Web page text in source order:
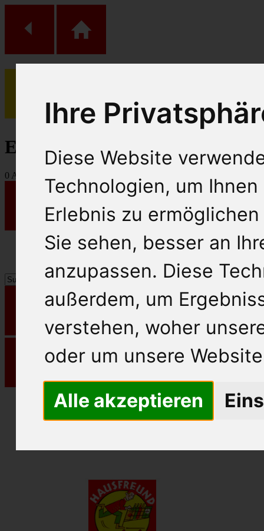
Ihre
Diese Website
Technologien, um
Erlebnis zu
Sie sehen, besser an
anzupassen. Diese
außerdem, um
verstehen, woher
oder um unsere
Alle akzeptieren
(0)
Einkaufs Wagen
0 Artikel